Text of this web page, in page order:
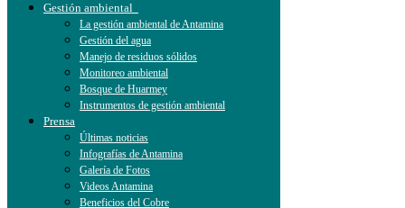
Gestión ambiental
La gestión ambiental de Antamina
Gestión del agua
Manejo de residuos sólidos
Monitoreo ambiental
Bosque de Huarmey
Instrumentos de gestión ambiental
Prensa
Últimas noticias
Infografías de Antamina
Galería de Fotos
Videos Antamina
Beneficios del Cobre